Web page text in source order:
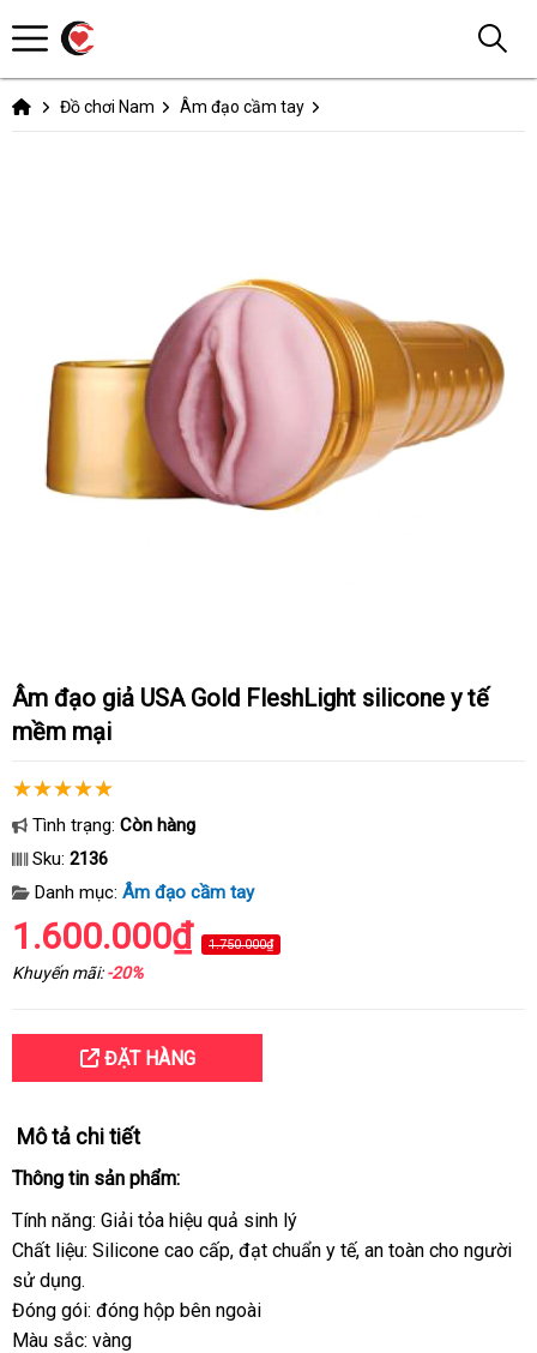
Đồ chơi Nam Âm đạo cầm tay
Âm đạo giả USA Gold FleshLight silicone y tế
mềm mại
Tình trạng: Còn hàng
Sku: 2136
Danh mục: Âm đạo cầm tay
1.600.000₫ 1.750.000₫
Khuyến mãi:-20%
ĐẶT HÀNG
Mô tả chi tiết
Thông tin sản phẩm:
Tính năng: Giải tỏa hiệu quả sinh lý
Chất liệu: Silicone cao cấpmiễn
, đạt chuẩn y tếhàng
, an toàn cho người
sử dụng.
Đóng gói: đóng hộp bên ngoài
Màu sắc: vàng